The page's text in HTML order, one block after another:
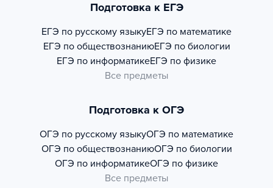
Подготовка к ЕГЭ
ЕГЭ по русскому языкуЕГЭ по математике
ЕГЭ по обществознаниюЕГЭ по биологии
ЕГЭ по информатикеЕГЭ по физике
Все предметы
Подготовка к ОГЭ
ОГЭ по русскому языкуОГЭ по математике
ОГЭ по обществознаниюОГЭ по биологии
ОГЭ по информатикеОГЭ по физике
Все предметы